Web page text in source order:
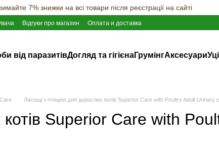
7% знижки на всі товари після реєстрації на сайті
Відгуки про магазин Оплата и доставка
від паразитівДогляд та гігієнаГрумінгАксесуари
Ласощі з птицею для дорослих котів Superior Care with Poultry Adult Urinary
Superior Care with